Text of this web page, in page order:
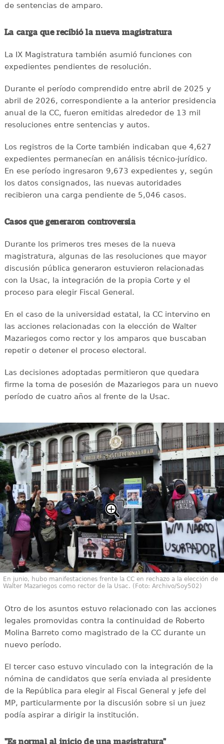
de sentencias de amparo.
La carga que recibió la nueva magistratura
La IX Magistratura también asumió funciones con
expedientes pendientes de resolución.
Durante el período comprendido entre abril de 2025 y
abril de 2026, correspondiente a la anterior presidencia
anual de la CC, fueron emitidas alrededor de 13 mil
resoluciones entre sentencias y autos.
Los registros de la Corte también indicaban que 4,627
expedientes permanecían en análisis técnico-jurídico.
En ese período ingresaron 9,673 expedientes y, según
los datos consignados, las nuevas autoridades
recibieron una carga pendiente de 5,046 casos.
Casos que generaron controversia
Durante los primeros tres meses de la nueva
magistratura, algunas de las resoluciones que mayor
discusión pública generaron estuvieron relacionadas
con la Usac, la integración de la propia Corte y el
proceso para elegir Fiscal General.
En el caso de la universidad estatal, la CC intervino en
las acciones relacionadas con la elección de Walter
Mazariegos como rector y los amparos que buscaban
repetir o detener el proceso electoral.
Las decisiones adoptadas permitieron que quedara
firme la toma de posesión de Mazariegos para un nuevo
período de cuatro años al frente de la Usac.
En junio, hubo manifestaciones frente la CC en rechazo a la elección de
Walter Mazariegos como rector de la Usac. (Foto: Archivo/Soy502)
Otro de los asuntos estuvo relacionado con las acciones
legales promovidas contra la continuidad de Roberto
Molina Barreto como magistrado de la CC durante un
nuevo período.
El tercer caso estuvo vinculado con la integración de la
nómina de candidatos que sería enviada al presidente
de la República para elegir al Fiscal General y jefe del
MP, particularmente por la discusión sobre si un juez
podía aspirar a dirigir la institución.
"Es normal al inicio de una magistratura"